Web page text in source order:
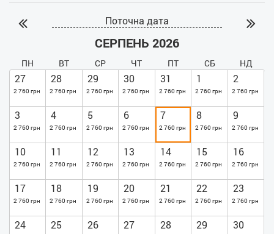
Поточна дата
СЕРПЕНЬ 2026
ПН ВТ СР ЧТ ПТ СБ НД
27
2 760 грн
28
2 760 грн
29
2 760 грн
30
2 760 грн
31
2 760 грн
1
2 760 грн
2
2 760 грн
3
2 760 грн
4
2 760 грн
5
2 760 грн
6
2 760 грн
7
2 760 грн
8
2 760 грн
9
2 760 грн
10
2 760 грн
11
2 760 грн
12
2 760 грн
13
2 760 грн
14
2 760 грн
15
2 760 грн
16
2 760 грн
17
2 760 грн
18
2 760 грн
19
2 760 грн
20
2 760 грн
21
2 760 грн
22
2 760 грн
23
2 760 грн
24 25 26 27 28 29 30